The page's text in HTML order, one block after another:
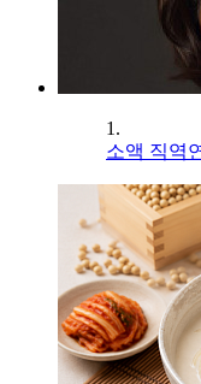
1.
소액 직역